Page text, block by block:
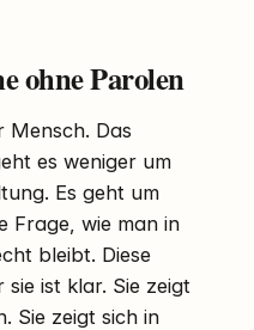
ohne Parolen
Mensch. Das
es weniger um
Es geht um
Frage, wie man in
bleibt. Diese
ist klar. Sie zeigt
Sie zeigt sich in